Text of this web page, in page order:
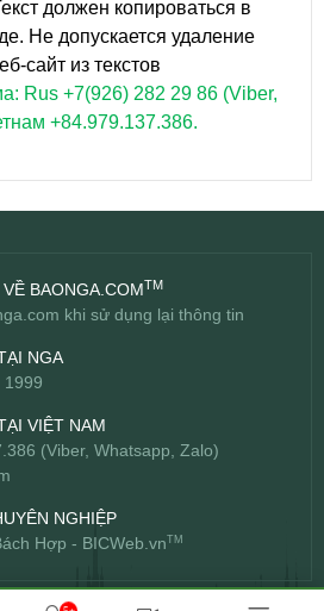
должен копироваться в
Не допускается удаление
сайт из текстов
Rus +7(926) 282 29 86 (Viber,
+84.979.137.386.
BAONGA.COMTM
khi sử dụng lại thông tin
NGA
222 1999
VIỆT NAM
(Viber, Whatsapp, Zalo)
NGHIỆP
Hợp - BICWeb.vnTM